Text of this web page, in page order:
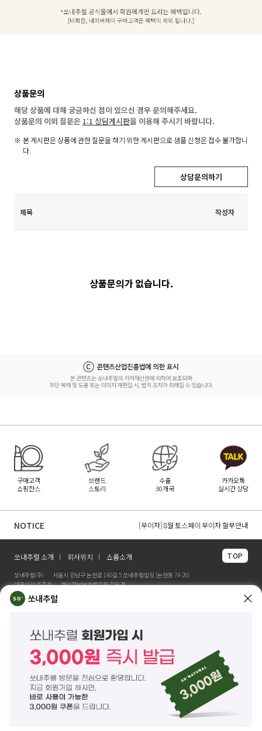
상품문의
해당 상품에 대해 궁금하신 점이 있으신 경우 문의해주세요.
상품문의 이외 질문은 1:1 상담게시판을 이용해 주시기 바랍니다.
본 게시판은 상품에 관한 질문을 하기 위한 게시판으로 샘플 신청은 접수 불가합니
다.
상담문의하기
제목 작성자
상품문의가 없습니다.
구매고객
쇼핑찬스
브랜드
스토리
수출
30개국
카카오톡
실시간 상담
NOTICE
[무이자] 8월 토스페이 무이자 할부안내
[무이자] 8월 PAYCO 혜택 안내
쏘내추럴 소개 회사위치 쇼룸소개 TOP
쏘내추럴(주)
서울시 강남구 논현로 140길 5 쏘내추럴빌딩 (논현동 74-26)
대표이사 조주호
개인정보보호책임자 김옥경
사업자등록번호 261-81-21889
제품/배송 문의
본사 고객센터 문의02-573-6769 (평일 10:00~18:00 / 점심시간 12:30~13:30)
해외 수출 문의
COPYRIGHT ©SONATURAL.CO.KR ALL RIGHT RESERVERD.
CS CENTER
쏘내추럴